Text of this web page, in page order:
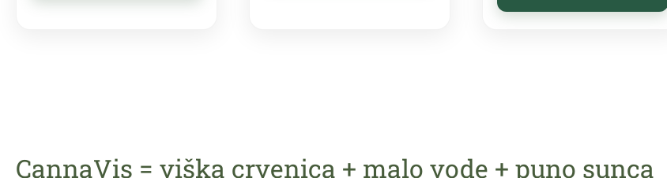
CannaVis = viška crvenica + malo vode + puno sunca